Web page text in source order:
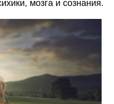
мозга и сознания.